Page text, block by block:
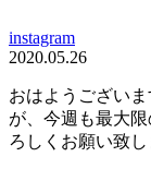
instagram
2020.05.26
おはようござい
が、今週も最大
ろしくお願い致